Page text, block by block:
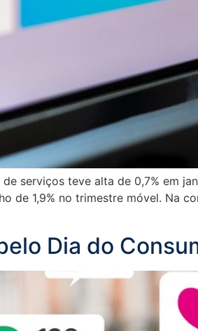
serviços teve alta de 0,7% em
de 1,9% no trimestre móvel. Na
Dia do